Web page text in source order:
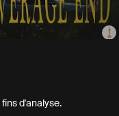
d'analyse.